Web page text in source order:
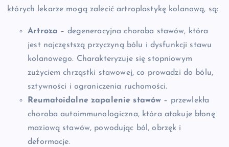
których lekarze mogą zalecić artroplastykę kolanową, są:
Artroza – degeneracyjna choroba stawów, która
jest najczęstszą przyczyną bólu i dysfunkcji stawu
kolanowego. Charakteryzuje się stopniowym
zużyciem chrząstki stawowej, co prowadzi do bólu,
sztywności i ograniczenia ruchomości.
Reumatoidalne zapalenie stawów – przewlekła
choroba autoimmunologiczna, która atakuje błonę
maziową stawów, powodując ból, obrzęk i
deformacje.